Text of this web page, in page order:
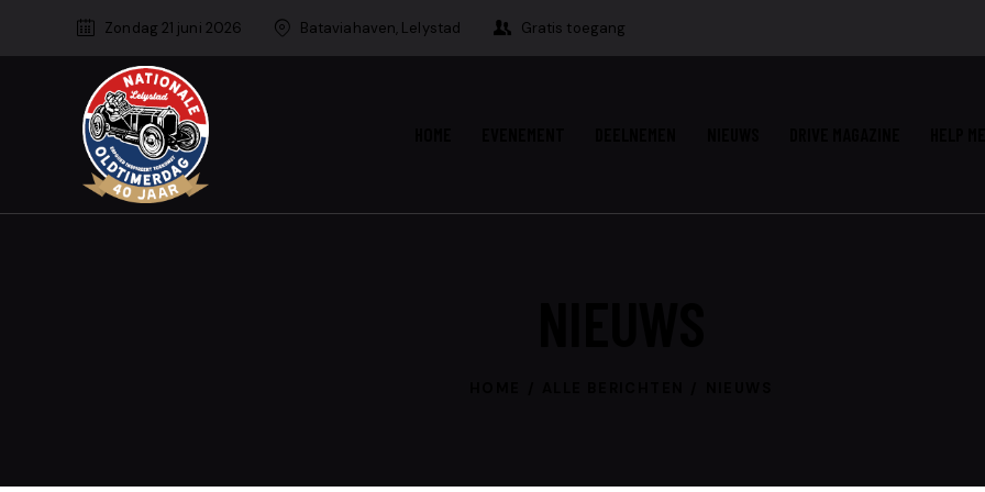
Zondag 21 juni 2026 Bataviahaven, Lelystad Gratis toegang